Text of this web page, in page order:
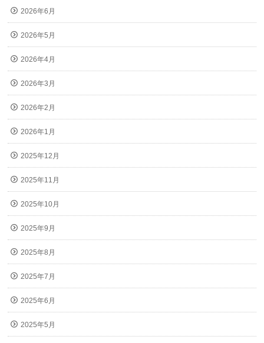
2026年6月
2026年5月
2026年4月
2026年3月
2026年2月
2026年1月
2025年12月
2025年11月
2025年10月
2025年9月
2025年8月
2025年7月
2025年6月
2025年5月